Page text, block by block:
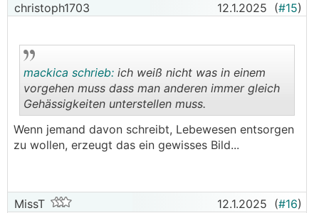
christoph1703 12.1.2025 (#15)
..
mackica schrieb: ich weiß nicht was in einem
vorgehen muss dass man anderen immer gleich
Gehässigkeiten unterstellen muss.
Wenn jemand davon schreibt, Lebewesen entsorgen
zu wollen, erzeugt das ein gewisses Bild...
MissT 12.1.2025 (#16)